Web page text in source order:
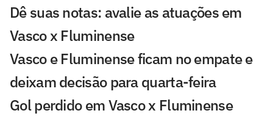
Dê suas notas: avalie as atuações em
Vasco x Fluminense
Vasco e Fluminense ficam no empate e
deixam decisão para quarta-feira
Gol perdido em Vasco x Fluminense